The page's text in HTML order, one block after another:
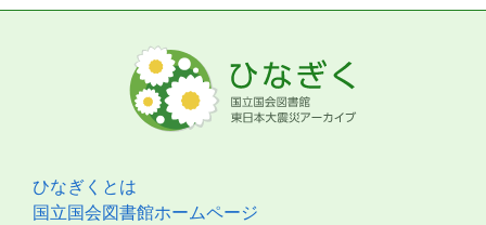
ひなぎくとは
国立国会図書館ホームページ